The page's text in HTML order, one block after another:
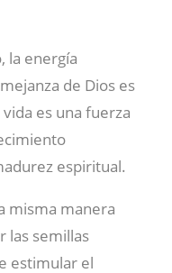
la energía
de Dios es
es una fuerza
espiritual.
misma manera
las semillas
estimular el